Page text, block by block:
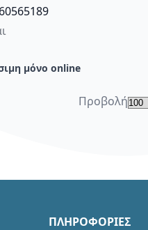
60565189
μόνο online
Προβολή
ΠΛΗΡΟΦΟΡΙΕΣ